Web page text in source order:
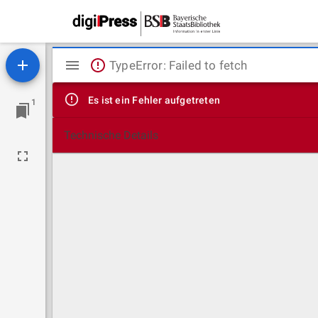
1
Mirador
Viewer
TypeError: Failed to fetch
Es ist ein Fehler aufgetreten
Technische Details